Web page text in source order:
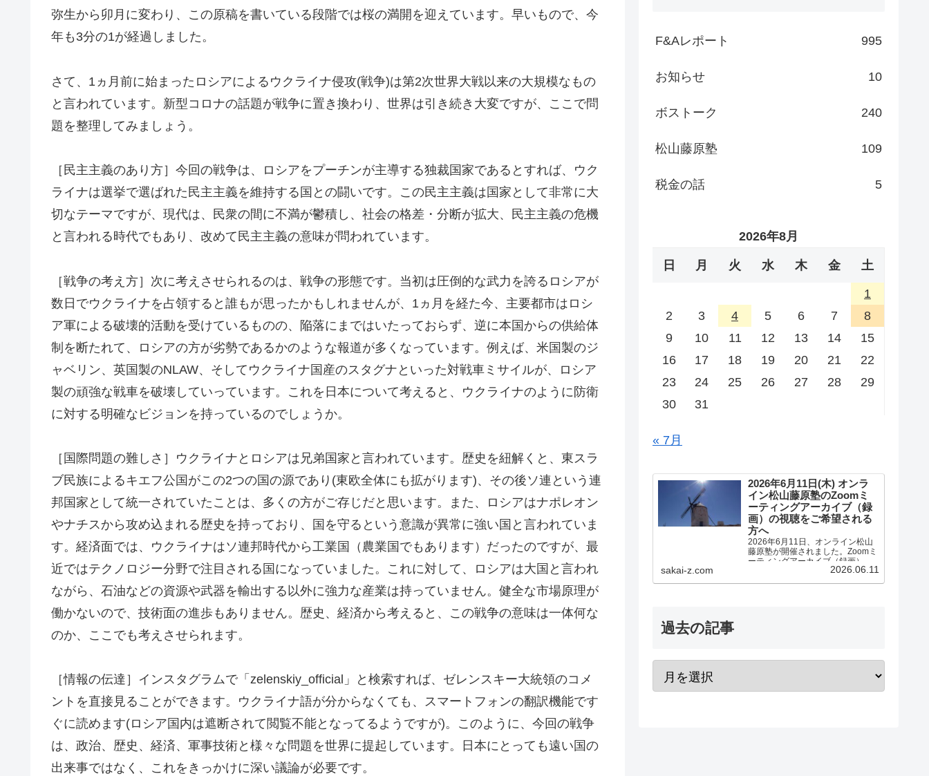
弥生から卯月に変わり、この原稿を書いている段階では桜の満開を迎えています。早いもので、今
年も3分の1が経過しました。
さて、1ヵ月前に始まったロシアによるウクライナ侵攻(戦争)は第2次世界大戦以来の大規模なもの
と言われています。新型コロナの話題が戦争に置き換わり、世界は引き続き大変ですが、ここで問
題を整理してみましょう。
［民主主義のあり方］今回の戦争は、ロシアをプーチンが主導する独裁国家であるとすれば、ウク
ライナは選挙で選ばれた民主主義を維持する国との闘いです。この民主主義は国家として非常に大
切なテーマですが、現代は、民衆の間に不満が鬱積し、社会の格差・分断が拡大、民主主義の危機
と言われる時代でもあり、改めて民主主義の意味が問われています。
［戦争の考え方］次に考えさせられるのは、戦争の形態です。当初は圧倒的な武力を誇るロシアが
数日でウクライナを占領すると誰もが思ったかもしれませんが、1ヵ月を経た今、主要都市はロシ
ア軍による破壊的活動を受けているものの、陥落にまではいたっておらず、逆に本国からの供給体
制を断たれて、ロシアの方が劣勢であるかのような報道が多くなっています。例えば、米国製のジ
ャベリン、英国製のNLAW、そしてウクライナ国産のスタグナといった対戦車ミサイルが、ロシア
製の頑強な戦車を破壊していっています。これを日本について考えると、ウクライナのように防衛
に対する明確なビジョンを持っているのでしょうか。
［国際問題の難しさ］ウクライナとロシアは兄弟国家と言われています。歴史を紐解くと、東スラ
ブ民族によるキエフ公国がこの2つの国の源であり(東欧全体にも拡がります)、その後ソ連という連
邦国家として統一されていたことは、多くの方がご存じだと思います。また、ロシアはナポレオン
やナチスから攻め込まれる歴史を持っており、国を守るという意識が異常に強い国と言われていま
す。経済面では、ウクライナはソ連邦時代から工業国（農業国でもあります）だったのですが、最
近ではテクノロジー分野で注目される国になっていました。これに対して、ロシアは大国と言われ
ながら、石油などの資源や武器を輸出する以外に強力な産業は持っていません。健全な市場原理が
働かないので、技術面の進歩もありません。歴史、経済から考えると、この戦争の意味は一体何な
のか、ここでも考えさせられます。
［情報の伝達］インスタグラムで「zelenskiy_official」と検索すれば、ゼレンスキー大統領のコメ
ントを直接見ることができます。ウクライナ語が分からなくても、スマートフォンの翻訳機能です
ぐに読めます(ロシア国内は遮断されて閲覧不能となってるようですが)。このように、今回の戦争
は、政治、歴史、経済、軍事技術と様々な問題を世界に提起しています。日本にとっても遠い国の
出来事ではなく、これをきっかけに深い議論が必要です。
F&Aレポート 995
お知らせ 10
ボストーク 240
松山藤原塾 109
税金の話 5
2026年8月
日 月 火 水 木 金 土
1
2
3 4 5 6 7
8
9
10 11 12 13 14
15
16
17 18 19 20 21
22
23
24 25 26 27 28
29
30
31
« 7月
2026年6月11日(木) オンラ
イン松山藤原塾のZoomミ
ーティングアーカイブ（録
画）の視聴をご希望される
方へ
2026年6月11日、オンライン松山
藤原塾が開催されました。Zoomミ
ーティングアーカイブ（録画）の
視聴をご希望される方へのご案内
sakai-z.com 2026.06.11
過去の記事